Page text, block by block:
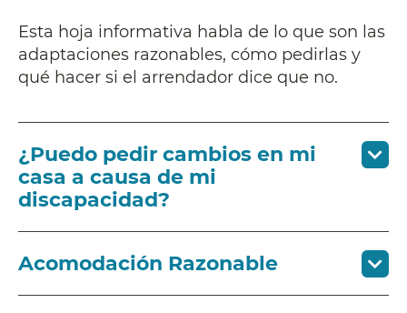
Esta hoja informativa habla de lo que son las
adaptaciones razonables, cómo pedirlas y
qué hacer si el arrendador dice que no.
¿Puedo pedir cambios en mi
casa a causa de mi
discapacidad?
Acomodación Razonable